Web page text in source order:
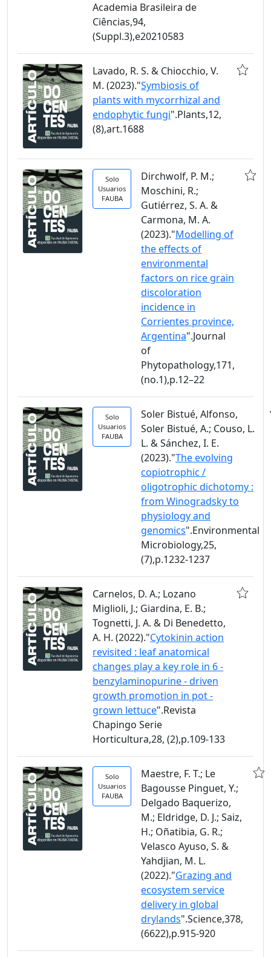
Academia Brasileira de
Ciências,94,
(Suppl.3),e20210583
Lavado, R. S. & Chiocchio, V.
M. (2023)."Symbiosis of
plants with mycorrhizal and
endophytic fungi".Plants,12,
(8),art.1688
Solo
Usuarios
FAUBA
Dirchwolf, P. M.;
Moschini, R.;
Gutiérrez, S. A. &
Carmona, M. A.
(2023)."Modelling of
the effects of
environmental
factors on rice grain
discoloration
incidence in
Corrientes province,
Argentina".Journal
of
Phytopathology,171,
(no.1),p.12–22
Solo
Usuarios
FAUBA
Soler Bistué, Alfonso,
Soler Bistué, A.; Couso, L.
L. & Sánchez, I. E.
(2023)."The evolving
copiotrophic /
oligotrophic dichotomy :
from Winogradsky to
physiology and
genomics".Environmental
Microbiology,25,
(7),p.1232-1237
Carnelos, D. A.; Lozano
Miglioli, J.; Giardina, E. B.;
Tognetti, J. A. & Di Benedetto,
A. H. (2022)."Cytokinin action
revisited : leaf anatomical
changes play a key role in 6 -
benzylaminopurine - driven
growth promotion in pot -
grown lettuce".Revista
Chapingo Serie
Horticultura,28, (2),p.109-133
Solo
Usuarios
FAUBA
Maestre, F. T.; Le
Bagousse Pinguet, Y.;
Delgado Baquerizo,
M.; Eldridge, D. J.; Saiz,
H.; Oñatibia, G. R.;
Velasco Ayuso, S. &
Yahdjian, M. L.
(2022)."Grazing and
ecosystem service
delivery in global
drylands".Science,378,
(6622),p.915-920